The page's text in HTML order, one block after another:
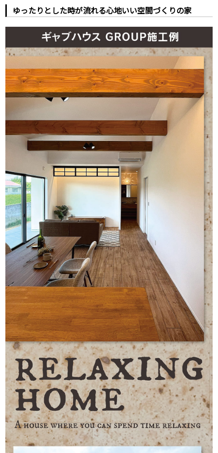
ゆったりとした時が流れる心地いい空間づくりの家